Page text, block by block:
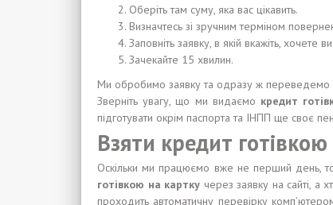
Оберіть там суму, яка вас цікавить.
Визначтесь зі зручним терміном
Заповніть заявку, в якій вкажіть, хочете
Зачекайте 15 хвилин.
Ми обробимо заявку та одразу ж переведемо
Зверніть увагу, що ми видаємо кредит
підготувати окрім паспорта та ІНПП ще своє
Взяти кредит
Оскільки ми працюємо вже не перший день,
готівкою на картку через заявку на сайті,
проходить автоматичну перевірку